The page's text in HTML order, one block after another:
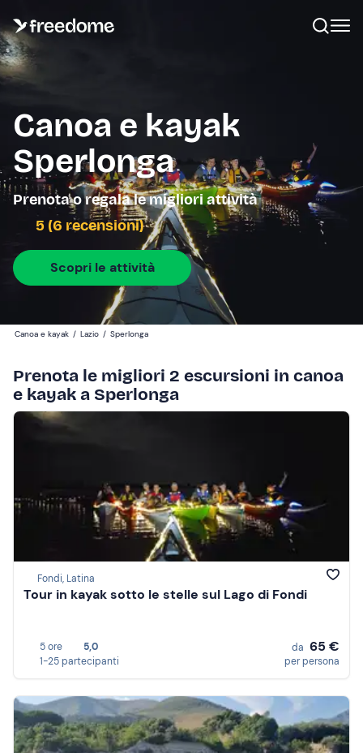
Canoa e kayak
Sperlonga
Prenota o regala le migliori attività
5 (6 recensioni)
Scopri le attività
Canoa e kayak / Lazio / Sperlonga
Prenota le migliori 2 escursioni in canoa
e kayak a Sperlonga
Fondi, Latina
Tour in kayak sotto le stelle sul Lago di Fondi
5 ore
5,0
1-25 partecipanti
da 65 €
per persona